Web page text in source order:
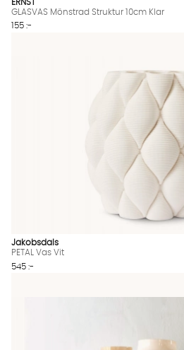
ERNST
GLASVAS Mönstrad Struktur 10cm Klar
155 :-
Jakobsdals
PETAL Vas Vit
545 :-